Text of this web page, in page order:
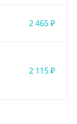
2 465 ₽
2 115 ₽